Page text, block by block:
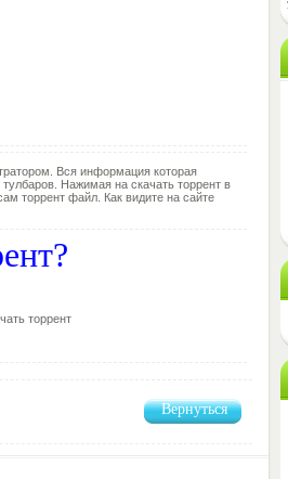
Вся информация которая
Нажимая на скачать торрент в
торрент файл. Как видите на сайте
торрент
Вернуться